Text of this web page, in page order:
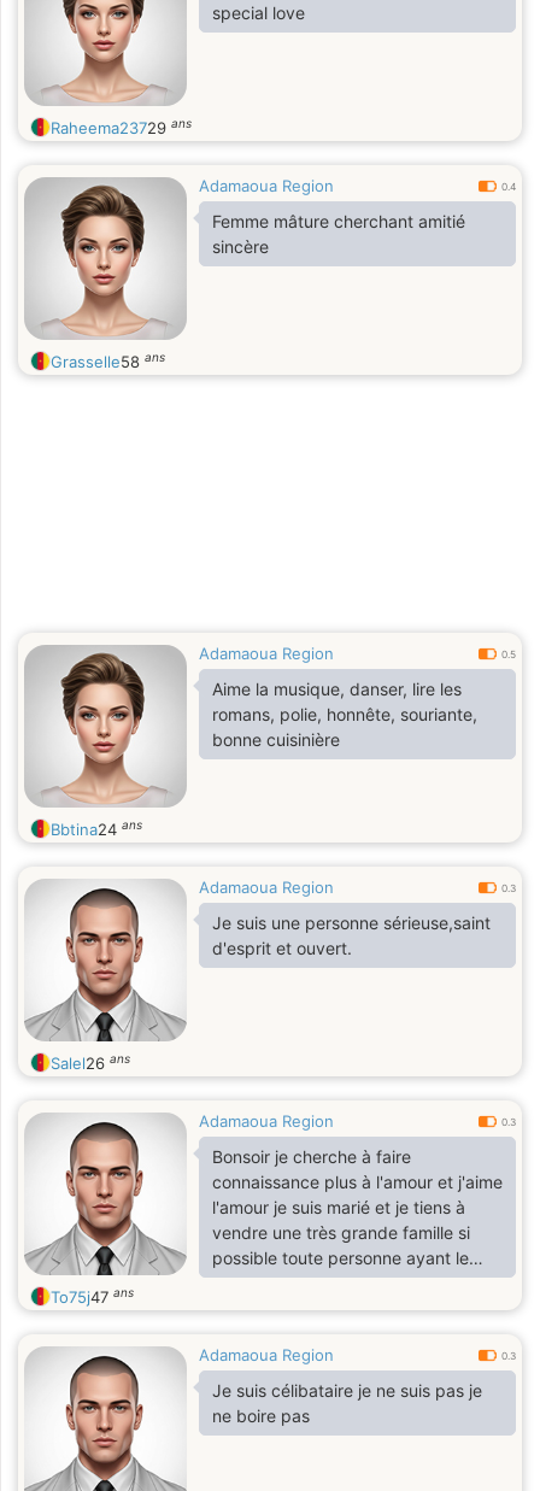
special love
Raheema23729 ans
Adamaoua Region 0.4
Femme mâture cherchant amitié
sincère
Grasselle58 ans
Adamaoua Region 0.5
Aime la musique, danser, lire les
romans, polie, honnête, souriante,
bonne cuisinière
Bbtina24 ans
Adamaoua Region 0.3
Je suis une personne sérieuse,saint
d'esprit et ouvert.
Salel26 ans
Adamaoua Region 0.3
Bonsoir je cherche à faire
connaissance plus à l'amour et j'aime
l'amour je suis marié et je tiens à
vendre une très grande famille si
possible toute personne ayant le
désir d'aimer l'amour et de faire
l'amour je suis disponible l'amour
comprendre l'amour c'est de
s'entendre le secret de la vie c'est
de comprendre l'autre c'est ça
trouver le bonheur nos aïeux avec
To75j47 ans
Adamaoua Region 0.3
Je suis célibataire je ne suis pas je
ne boire pas